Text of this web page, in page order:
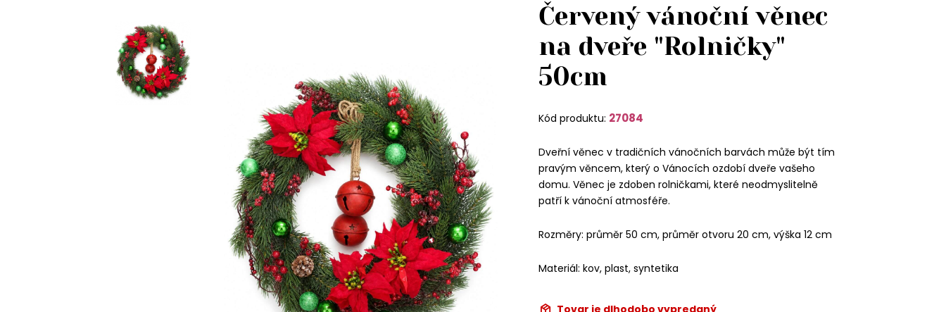
Červený vánoční věnec
na dveře "Rolničky"
50cm
Kód produktu: 27084
Dveřní věnec v tradičních vánočních barvách může být tím
pravým věncem, který o Vánocích ozdobí dveře vašeho
domu. Věnec je zdoben rolničkami, které neodmyslitelně
patří k vánoční atmosféře.
Rozměry: průměr 50 cm, průměr otvoru 20 cm, výška 12 cm
Materiál: kov, plast, syntetika
Tovar je dlhodobo vypredaný